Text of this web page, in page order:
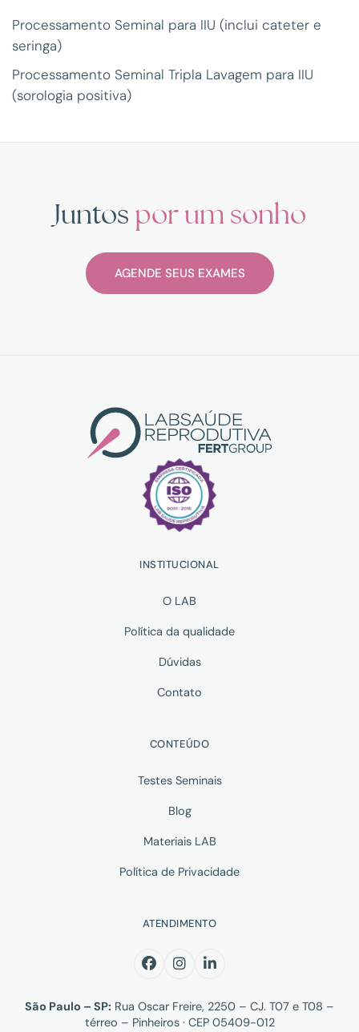
Processamento Seminal para IIU (inclui cateter e
seringa)
Processamento Seminal Tripla Lavagem para IIU
(sorologia positiva)
Juntos por um sonho
AGENDE SEUS EXAMES
INSTITUCIONAL
O LAB
Política da qualidade
Dúvidas
Contato
CONTEÚDO
Testes Seminais
Blog
Materiais LAB
Política de Privacidade
ATENDIMENTO
São Paulo – SP: Rua Oscar Freire, 2250 – CJ. T07 e T08 –
térreo – Pinheiros · CEP 05409-012